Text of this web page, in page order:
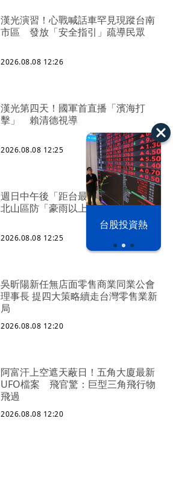
台股投資熱
漢光演習！心戰喊話車罕見現蹤台南
市區 發放「安全指引」疏導民眾
2026.08.08 12:26
漢光第四天！國軍首直播「濱海打
擊」 賴清德視導
2026.08.08 12:25
週日中午後「距台最近」！ 中部以
北山區防「豪雨以上降雨」
2026.08.08 12:25
吳昕陽新任無店面零售商業同業公會
理事長 提四大策略續走台灣零售業新
局
2026.08.08 12:20
阿富汗上空遮天蔽日！五角大廈最新
UFO檔案 飛官驚：巨型三角飛行物
飛過
2026.08.08 12:20